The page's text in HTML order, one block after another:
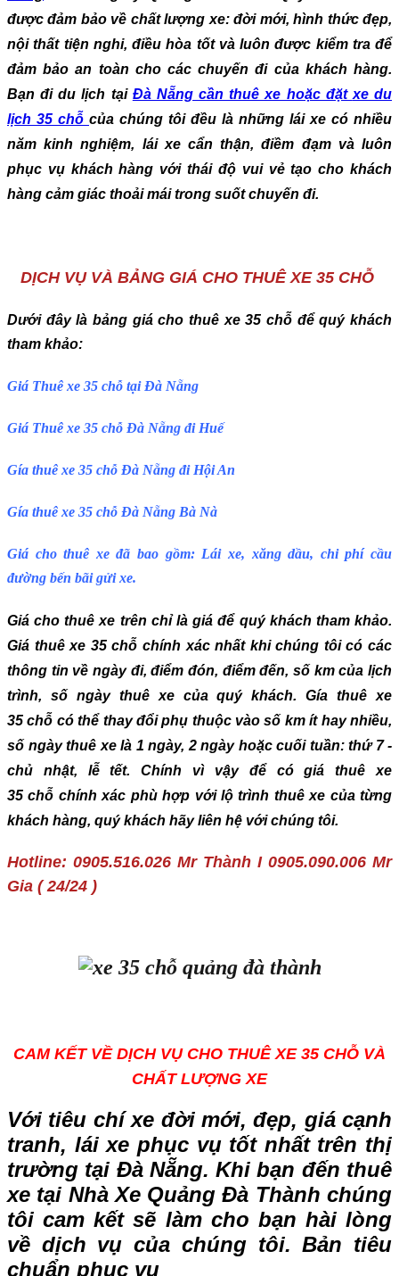
được đảm bảo về chất lượng xe: đời mới, hình thức đẹp,
nội thất tiện nghi, điều hòa tốt và luôn được kiểm tra để
đảm bảo an toàn cho các chuyến đi của khách hàng.
Bạn đi du lịch tại Đà Nẵng cần thuê xe hoặc đặt xe du
lịch 35 chỗ của chúng tôi đều là những lái xe có nhiều
năm kinh nghiệm, lái xe cẩn thận, điềm đạm và luôn
phục vụ khách hàng với thái độ vui vẻ tạo cho khách
hàng cảm giác thoải mái trong suốt chuyến đi.
DỊCH VỤ VÀ BẢNG GIÁ CHO THUÊ XE 35 CHỖ
Dưới đây là bảng giá cho thuê xe 35 chỗ để quý khách
tham khảo:
Giá Thuê xe 35 chỗ tại Đà Nẵng
Giá Thuê xe 35 chỗ Đà Nẵng đi Huế
Gía thuê xe 35 chỗ Đà Nẵng đi Hội An
Gía thuê xe 35 chỗ Đà Nẵng Bà Nà
Giá cho thuê xe đã bao gồm: Lái xe, xăng dầu, chi phí cầu
đường bến bãi gửi xe.
Giá cho thuê xe trên chỉ là giá để quý khách tham khảo.
Giá thuê xe 35 chỗ chính xác nhất khi chúng tôi có các
thông tin về ngày đi, điểm đón, điểm đến, số km của lịch
trình, số ngày thuê xe của quý khách. Gía thuê xe
35 chỗ có thể thay đổi phụ thuộc vào số km ít hay nhiều,
số ngày thuê xe là 1 ngày, 2 ngày hoặc cuối tuần: thứ 7 -
chủ nhật, lễ tết. Chính vì vậy để có giáthuê xe
35 chỗ chính xác phù hợp với lộ trình thuê xe của từng
khách hàng, quý khách hãy liên hệ với chúng tôi.
Hotline: 0905.516.026 Mr Thành I 0905.090.006 Mr
Gia ( 24/24 )
CAM KẾT VỀ DỊCH VỤ CHO THUÊ XE 35 CHỖ VÀ
CHẤT LƯỢNG XE
Với tiêu chíxe đời mới, đẹp, giá cạnh
tranh, lái xe phục vụ tốt nhấttrên thị
trường tại Đà Nẵng. Khi bạn đến thuê
xe tại Nhà Xe Quảng Đà Thành chúng
tôi cam kết sẽ làm cho bạn hài lòng
về dịch vụ của chúng tôi. Bản tiêu
chuẩn phục vụ